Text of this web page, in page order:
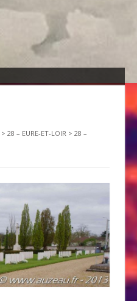
> 28 – EURE-ET-LOIR > 28 –